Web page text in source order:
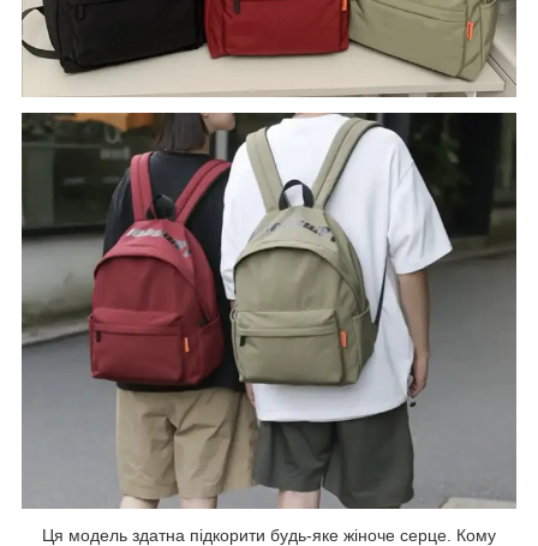
Ця модель здатна підкорити будь-яке жіноче серце. Кому